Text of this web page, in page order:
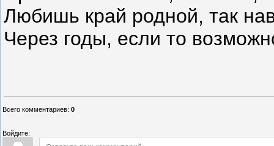
Любишь край родной, так
Через годы, если то
Всего комментариев: 0
Войдите: